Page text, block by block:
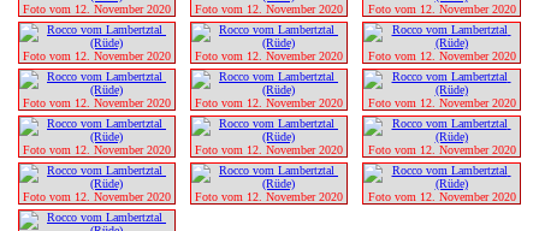
Foto vom 12. November 2020 Foto vom 12. November 2020 Foto vom 12. November 2020
Foto vom 12. November 2020 Foto vom 12. November 2020 Foto vom 12. November 2020
Foto vom 12. November 2020 Foto vom 12. November 2020 Foto vom 12. November 2020
Foto vom 12. November 2020 Foto vom 12. November 2020 Foto vom 12. November 2020
Foto vom 12. November 2020 Foto vom 12. November 2020 Foto vom 12. November 2020